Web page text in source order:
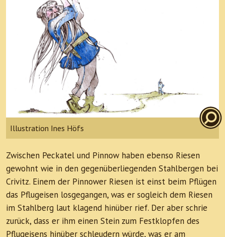
Illustration Ines Höfs
Zwischen Peckatel und Pinnow haben ebenso Riesen
gewohnt wie in den gegenüberliegenden Stahlbergen bei
Crivitz. Einem der Pinnower Riesen ist einst beim Pflügen
das Pflugeisen losgegangen, was er sogleich dem Riesen
im Stahlberg laut klagend hinüber rief. Der aber schrie
zurück, dass er ihm einen Stein zum Festklopfen des
Pflugeisens hinüber schleudern würde, was er am